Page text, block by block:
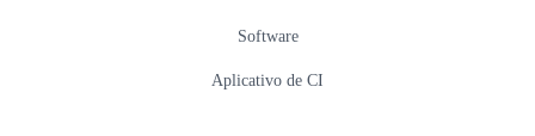
Software
Aplicativo de CI